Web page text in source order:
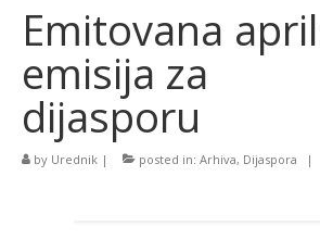
Službeni glasnici
Javne nabavke
Značajni datumi i manifestacije
Program energetske efikasnosti
sektoru
Emitovana
emisija za
dijasporu
by Urednik | posted in: Arhiva, Dijaspora |